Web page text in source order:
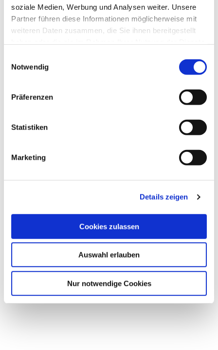
soziale Medien, Werbung und Analysen weiter. Unsere
Partner führen diese Informationen möglicherweise mit
weiteren Daten zusammen, die Sie ihnen bereitgestellt
Notwendig
Präferenzen
Statistiken
Marketing
Details zeigen
Cookies zulassen
Auswahl erlauben
Nur notwendige Cookies